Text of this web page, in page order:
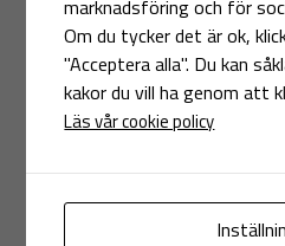
varit
aktiv
på
Sakta men säkert skapades
den svenska MMA-kulturen.
fick ansvaret att skapa regler
marknadsföring och för
Om du tycker det är ok,
"Acceptera alla". Du kan
kakor du vill ha genom att
Läs vår cookie policy